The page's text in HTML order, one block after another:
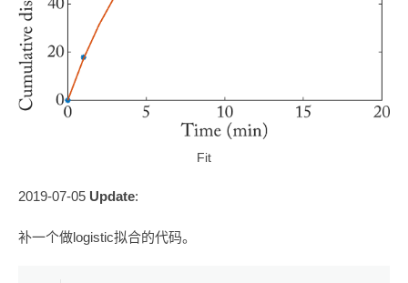
Fit
2019-07-05 Update:
补一个做logistic拟合的代码。